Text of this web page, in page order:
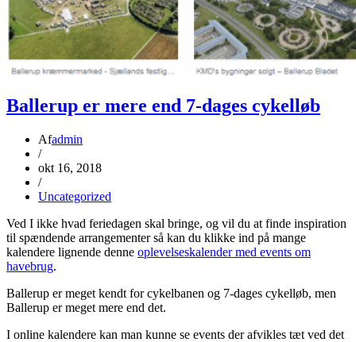
Ballerup er mere end 7-dages cykelløb
Afadmin
/
okt 16, 2018
/
Uncategorized
Ved I ikke hvad feriedagen skal bringe, og vil du at finde inspiration
til spændende arrangementer så kan du klikke ind på mange
kalendere lignende denne oplevelseskalender med events om
havebrug.
Ballerup er meget kendt for cykelbanen og 7-dages cykelløb, men
Ballerup er meget mere end det.
I online kalendere kan man kunne se events der afvikles tæt ved det